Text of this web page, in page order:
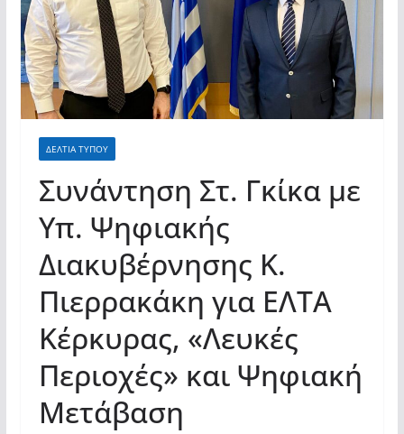
ΔΕΛΤΙΑ ΤΥΠΟΥ
Συνάντηση Στ. Γκίκα με
Υπ. Ψηφιακής
Διακυβέρνησης Κ.
Πιερρακάκη για ΕΛΤΑ
Κέρκυρας, «Λευκές
Περιοχές» και Ψηφιακή
Μετάβαση